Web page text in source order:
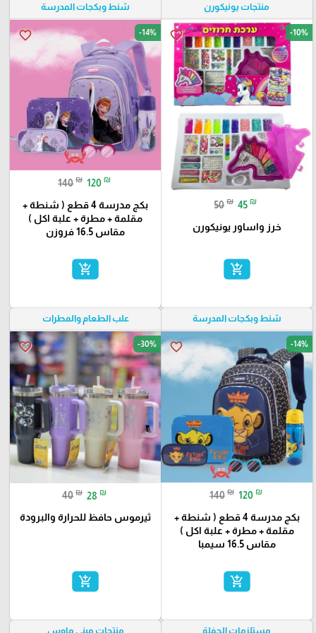
منتجات يونيكورن
favorite_border -10%
50 ₪ 45 ₪
خرز واساور يونيكورن
add_shopping_cart
شنط وبكجات المدرسة
favorite_border -14%
140 ₪ 120 ₪
بكج مدرسة 4 قطع ( شنطة +
مقلمة + مطرة + علبة اكل )
مقاس 16.5 فروزن
add_shopping_cart
شنط وبكجات المدرسة
favorite_border -14%
140 ₪ 120 ₪
بكج مدرسة 4 قطع ( شنطة +
مقلمة + مطرة + علبة اكل )
مقاس 16.5 سيمبا
add_shopping_cart
علب الطعام والمطرات
favorite_border -30%
40 ₪ 28 ₪
ثيرموس حافظ للحرارة والبرودة
add_shopping_cart
مستلزمات الحفلة منتجات ميني ماوس